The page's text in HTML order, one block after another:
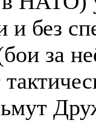
и без
за